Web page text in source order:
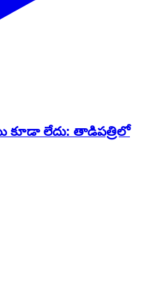
కూడా లేదు: తాడిపత్రిలో